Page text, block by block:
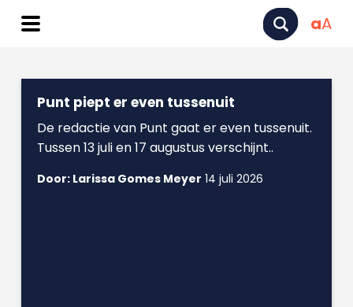
aA
Punt piept er even tussenuit
De redactie van Punt gaat er even tussenuit.
Tussen 13 juli en 17 augustus verschijnt..
Door: Larissa Gomes Meyer 14 juli 2026